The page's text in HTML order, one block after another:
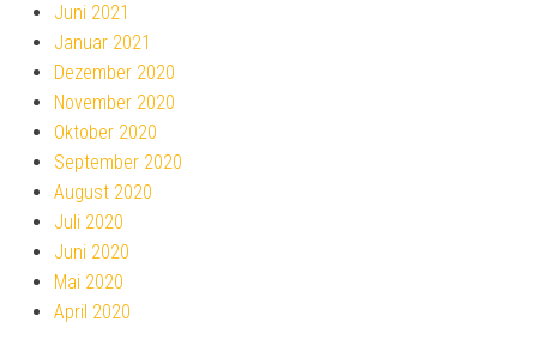
Juni 2021
Januar 2021
Dezember 2020
November 2020
Oktober 2020
September 2020
August 2020
Juli 2020
Juni 2020
Mai 2020
April 2020